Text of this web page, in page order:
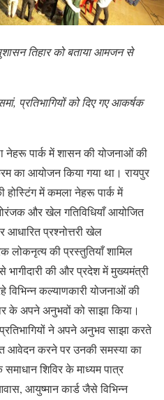
तिहार को बताया आमजन से
प्रतिभागियों को दिए गए आकर्षक
नेहरू पार्क में शासन की योजनाओं की
का आयोजन किया गया था। रायपुर
में कमला नेहरू पार्क में
और खेल गतिविधियाँ आयोजित
प्रश्नोत्तरी खेल
लोकनृत्य की प्रस्तुतियाँ शामिल
की और प्रदेश में मुख्यमंत्री
विभिन्न कल्याणकारी योजनाओं की
के अपने अनुभवों को साझा किया।
ने अपने अनुभव साझा करते
आवेदन करने पर उनकी समस्या का
शिविर के माध्यम पात्र
आयुष्मान कार्ड जैसे विभिन्न